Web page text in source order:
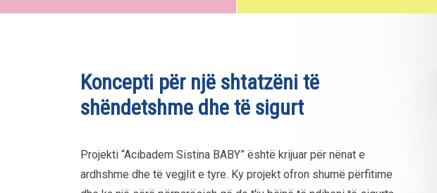
Koncepti për një shtatzëni të
shëndetshme dhe të sigurt
Projekti “Acibadem Sistina BABY” është krijuar për nënat e
ardhshme dhe të vegjlit e tyre. Ky projekt ofron shumë përfitime